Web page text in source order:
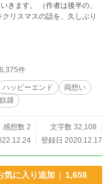
は後半の、
件
ハッピーエンド
両想い
隷
感想数 2
文字数 32,108
登録日 2020.12.17
気に入り追加 1,658